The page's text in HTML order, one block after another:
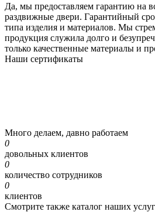
Да, мы предоставляем гарантию на
раздвижные двери. Гарантийный
типа изделия и материалов. Мы
продукция служила долго и
только качественные материалы и
Наши сертификаты
Много делаем, давно работаем
0
довольных клиентов
0
количество сотрудников
0
клиентов
Смотрите также каталог наших услуг